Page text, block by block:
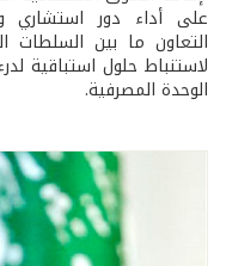
على أداء دور استشاري
التعاون ما بين السلطات
لاستنباط حلول استباقية
الوحدة المصرفية.